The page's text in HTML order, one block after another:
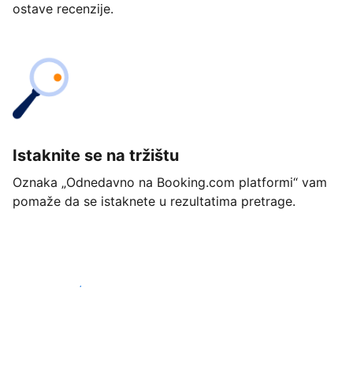
ostave recenzije.
Istaknite se na tržištu
Oznaka „Odnedavno na Booking.com platformi“ vam
pomaže da se istaknete u rezultatima pretrage.
Počnite već danas